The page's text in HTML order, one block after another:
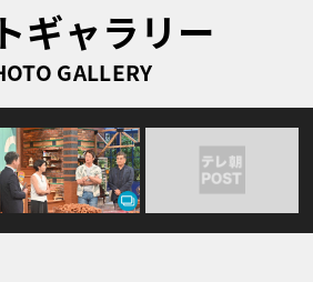
ギャラリー
GALLERY